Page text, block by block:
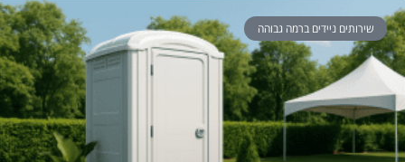
שירותים ניידים ברמה גבוהה